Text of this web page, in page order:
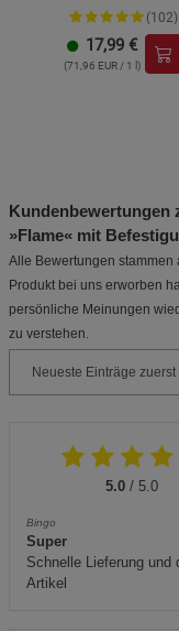
(102)
17,99 €
(71,96 EUR / 1 l)
Kundenbewertungen
»Flame« mit
Alle Bewertungen
Produkt bei uns erworben
persönliche Meinungen
zu verstehen.
5.0 / 5.0
Bingo
Super
Schnelle Lieferung und
Artikel